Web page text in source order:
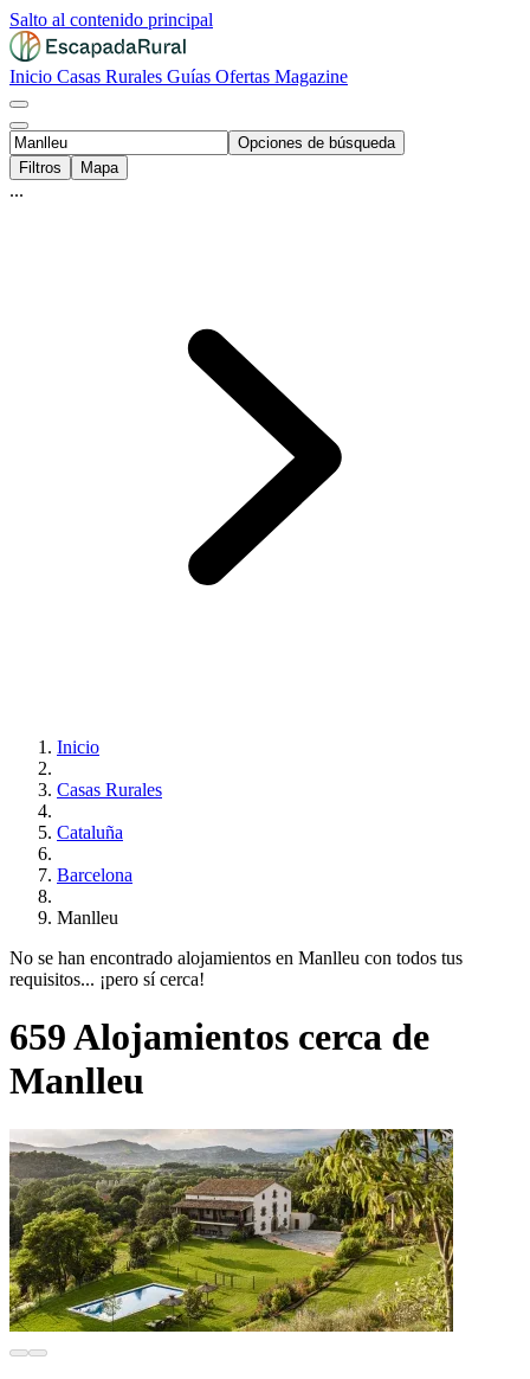
Salto al contenido principal
Inicio Casas Rurales Guías Ofertas Magazine
Opciones de búsqueda
Filtros
Mapa
...
Inicio
Casas Rurales
Cataluña
Barcelona
Manlleu
No se han encontrado alojamientos en Manlleu con todos tus
requisitos... ¡pero sí cerca!
659 Alojamientos cerca de
Manlleu